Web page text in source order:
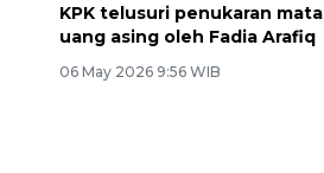
KPK telusuri penukaran mata
uang asing oleh Fadia Arafiq
06 May 2026 9:56 WIB